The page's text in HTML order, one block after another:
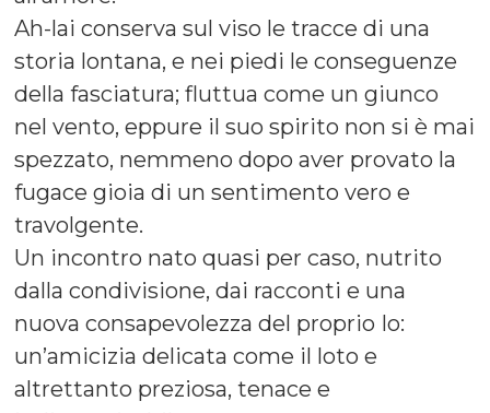
Ah-lai conserva sul viso le tracce di una
storia lontana, e nei piedi le conseguenze
della fasciatura; fluttua come un giunco
nel vento, eppure il suo spirito non si è mai
spezzato, nemmeno dopo aver provato la
fugace gioia di un sentimento vero e
travolgente.
Un incontro nato quasi per caso, nutrito
dalla condivisione, dai racconti e una
nuova consapevolezza del proprio Io:
un’amicizia delicata come il loto e
altrettanto preziosa, tenace e